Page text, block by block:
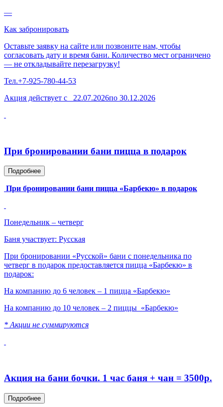
—
Как забронировать
Оставьте заявку на сайте или позвоните нам, чтобы
согласовать дату и время бани. Количество мест ограничено
— не откладывайте перезагрузку!
Тел.+7-925-780-44-53
Акция действует с 22.07.2026по 30.12.2026
При бронировании бани пицца в подарок
Подробнее
При бронировании бани пицца «Барбекю» в подарок
Понедельник – четверг
Баня участвует: Русская
При бронировании «Русской» бани с понедельника по
четверг в подарок предоставляется пицца «Барбекю» в
подарок:
На компанию до 6 человек – 1 пицца «Барбекю»
На компанию до 10 человек – 2 пиццы «Барбекю»
* Акции не суммируются
Акция на бани бочки. 1 час баня + чан = 3500р.
Подробнее